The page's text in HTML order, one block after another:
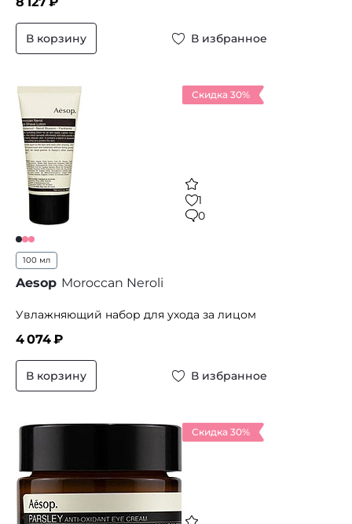
В корзину В избранное
Скидка 30%
1
0
100 мл
Aesop Moroccan Neroli
Увлажняющий набор для ухода за лицом
4 074₽
В корзину В избранное
Скидка 30%